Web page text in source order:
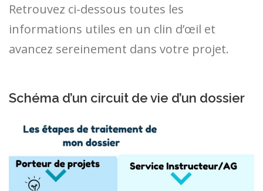
Retrouvez ci-dessous toutes les
informations utiles en un clin d’œil et
avancez sereinement dans votre projet.
Schéma d’un circuit de vie d’un dossier